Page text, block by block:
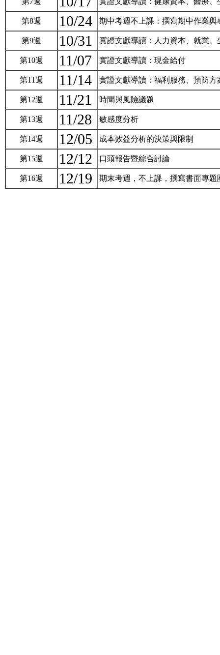
第8週 10/24 期中考週不上課：撰寫期中作業與
第9週 10/31 實證文獻導讀：人力資本、就業
第10週 11/07 實證文獻導讀：現金給付
第11週 11/14 實證文獻導讀：福利服務、預防
第12週 11/21 時間與風險議題
第13週 11/28 敏感度分析
第14週 12/05 成本效益分析的決策與限制
第15週 12/12 口頭報告暨綜合討論
第16週 12/19 期末考週，不上課，撰寫書面專